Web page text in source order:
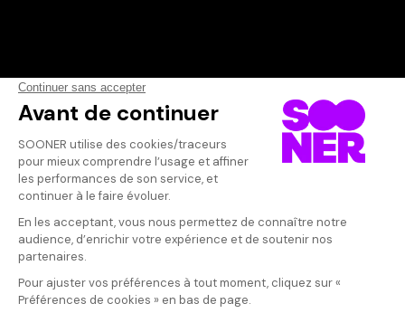
Vos avis
Donnez votre avis
Votre note
Votre commentaire
Il faut vous connecter pour
publier un avis